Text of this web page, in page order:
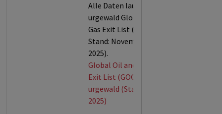
Alle Daten laut der
urgewald Global Oil &
Gas Exit List (GOGEL,
Stand: November
2025).
Global Oil and Gas
Exit List (GOGEL) von
urgewald (Stand: Nov.
2025)